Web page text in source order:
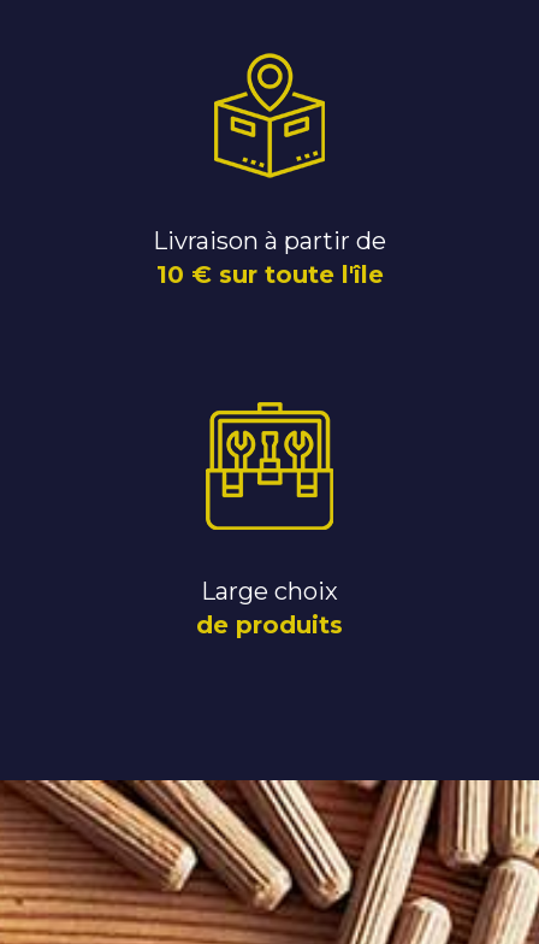
Livraison à partir de
10 € sur toute l'île
Large choix
de produits